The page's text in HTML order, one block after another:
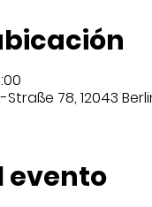
78, 12043
evento